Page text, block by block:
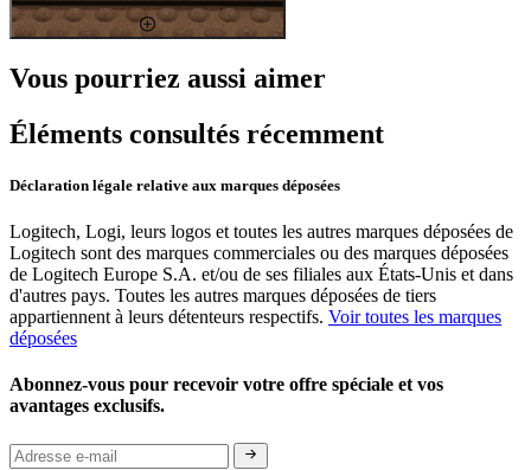
Vous pourriez aussi aimer
Éléments consultés récemment
Déclaration légale relative aux marques déposées
Logitech, Logi, leurs logos et toutes les autres marques déposées de
Logitech sont des marques commerciales ou des marques déposées
de Logitech Europe S.A. et/ou de ses filiales aux États-Unis et dans
d'autres pays. Toutes les autres marques déposées de tiers
appartiennent à leurs détenteurs respectifs. Voir toutes les marques
déposées
Abonnez-vous pour recevoir votre offre spéciale et vos
avantages exclusifs.